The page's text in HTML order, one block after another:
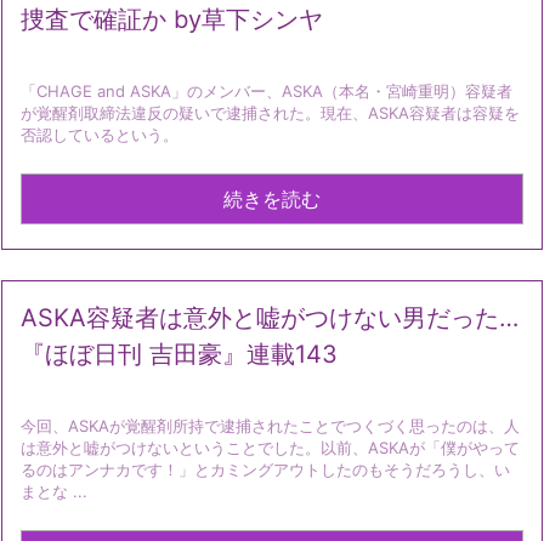
捜査で確証か by草下シンヤ
「CHAGE and ASKA」のメンバー、ASKA（本名・宮崎重明）容疑者
が覚醒剤取締法違反の疑いで逮捕された。現在、ASKA容疑者は容疑を
否認しているという。
続きを読む
ASKA容疑者は意外と嘘がつけない男だった…
『ほぼ日刊 吉田豪』連載143
今回、ASKAが覚醒剤所持で逮捕されたことでつくづく思ったのは、人
は意外と嘘がつけないということでした。以前、ASKAが「僕がやって
るのはアンナカです！」とカミングアウトしたのもそうだろうし、い
まとな ...